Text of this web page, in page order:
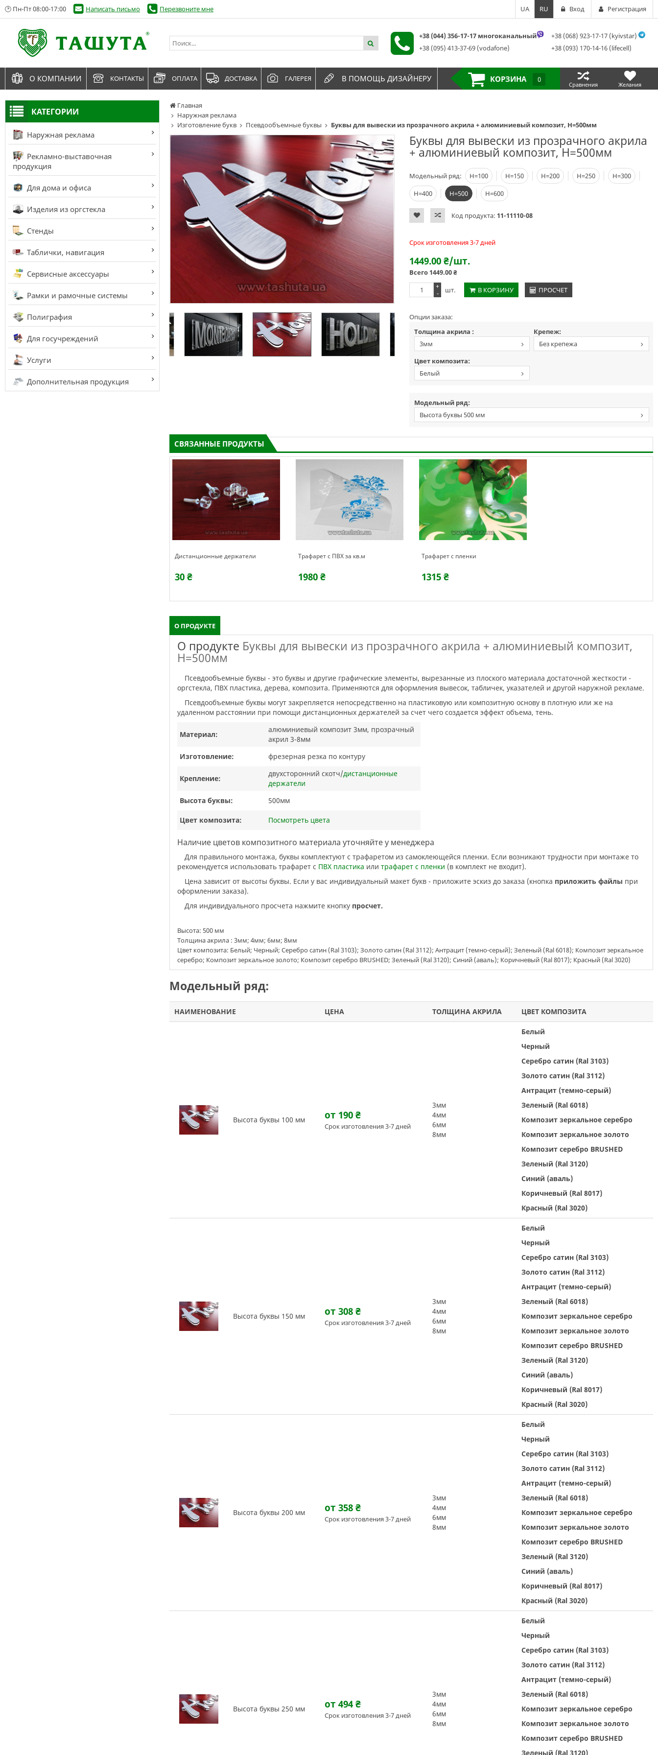
КАТЕГОРИИ
Наружная реклама
Рекламно-выставочная
продукция
Для дома и офиса
Изделия из оргстекла
Стенды
Таблички, навигация
Сервисные аксессуары
Рамки и рамочные системы
Полиграфия
Для госучреждений
Услуги
Дополнительная продукция
Главная
Наружная реклама
Изготовление букв
Псевдообъемные буквы Буквы для вывески из прозрачного акрила + алюминиевый композит, H=500мм
Буквы для вывески из прозрачного акрила
+ алюминиевый композит, H=500мм
Модельный ряд: Н=100 Н=150 Н=200 Н=250
Н=300
Н=400
Н=500 Н=600
Код продукта: 11-11110-08
Срок изготовления 3-7 дней
1449.00₴/шт.
Всего1449.00₴
+
-
шт. В КОРЗИНУ ПРОСЧЕТ
Опции заказа:
Толщина акрила :
3мм
Крепеж:
Без крепежа
Цвет композита:
Белый
Модельный ряд:
Высота буквы 500 мм
СВЯЗАННЫЕ ПРОДУКТЫ
Дистанционные держатели
30 ₴
Трафарет с ПВХ за кв.м
1980 ₴
Трафарет с пленки
1315 ₴
О ПРОДУКТЕ
О продукте Буквы для вывески из прозрачного акрила + алюминиевый композит,
H=500мм
Псевдообъемные буквы - это буквы и другие графические элементы, вырезанные из плоского материала достаточной жесткости -
оргстекла, ПВХ пластика, дерева, композита. Применяются для оформления вывесок, табличек, указателей и другой наружной рекламе.
Псевдообъемные буквы могут закрепляется непосредственно на пластиковую или композитную основу в плотную или же на
удаленном расстоянии при помощи дистанционных держателей за счет чего создается эффект объема, тень.
Материал:
алюминиевый композит 3мм, прозрачный
акрил 3-8мм
Изготовление:
фрезерная резка по контуру
Крепление:
двухсторонний скотч/дистанционные
держатели
Высота буквы:
500мм
Цвет композита: Посмотреть цвета
Наличие цветов композитного материала уточняйте у менеджера
Для правильного монтажа, буквы комплектуют с трафаретом из самоклеющейся пленки. Если возникают трудности при монтаже то
рекомендуется использовать трафарет с ПВХ пластика или трафарет с пленки (в комплект не входит).
Цена зависит от высоты буквы. Если у вас индивидуальный макет букв - приложите эскиз до заказа (кнопка приложить файлы при
оформлении заказа).
Для индивидуального просчета нажмите кнопку просчет.
Высота: 500 мм
Толщина акрила : 3мм; 4мм; 6мм; 8мм
Цвет композита: Белый; Черный; Серебро сатин (Ral 3103); Золото сатин (Ral 3112); Антрацит (темно-серый); Зеленый (Ral 6018); Композит зеркальное
серебро; Композит зеркальное золото; Композит серебро BRUSHED; Зеленый (Ral 3120); Синий (аваль); Коричневый (Ral 8017); Красный (Ral 3020)
Модельный ряд:
НАИМЕНОВАНИЕ ЦЕНА ТОЛЩИНА АКРИЛА ЦВЕТ КОМПОЗИТА
Высота буквы 100 мм от 190₴
Срок изготовления 3-7 дней
3мм
4мм
6мм
8мм
Белый
Черный
Серебро сатин (Ral 3103)
Золото сатин (Ral 3112)
Антрацит (темно-серый)
Зеленый (Ral 6018)
Композит зеркальное серебро
Композит зеркальное золото
Композит серебро BRUSHED
Зеленый (Ral 3120)
Синий (аваль)
Коричневый (Ral 8017)
Красный (Ral 3020)
Высота буквы 150 мм от 308₴
Срок изготовления 3-7 дней
3мм
4мм
6мм
8мм
Белый
Черный
Серебро сатин (Ral 3103)
Золото сатин (Ral 3112)
Антрацит (темно-серый)
Зеленый (Ral 6018)
Композит зеркальное серебро
Композит зеркальное золото
Композит серебро BRUSHED
Зеленый (Ral 3120)
Синий (аваль)
Коричневый (Ral 8017)
Красный (Ral 3020)
Высота буквы 200 мм от 358₴
Срок изготовления 3-7 дней
3мм
4мм
6мм
8мм
Белый
Черный
Серебро сатин (Ral 3103)
Золото сатин (Ral 3112)
Антрацит (темно-серый)
Зеленый (Ral 6018)
Композит зеркальное серебро
Композит зеркальное золото
Композит серебро BRUSHED
Зеленый (Ral 3120)
Синий (аваль)
Коричневый (Ral 8017)
Красный (Ral 3020)
Высота буквы 250 мм от 494₴
Срок изготовления 3-7 дней
3мм
4мм
6мм
8мм
Белый
Черный
Серебро сатин (Ral 3103)
Золото сатин (Ral 3112)
Антрацит (темно-серый)
Зеленый (Ral 6018)
Композит зеркальное серебро
Композит зеркальное золото
Композит серебро BRUSHED
Зеленый (Ral 3120)
🕑 Пн-Пт 08:00-17:00 Написать письмо Перезвоните мне UA RU Вход Регистрация
+38 (044) 356-17-17 многоканальный
+38 (095) 413-37-69 (vodafone)
+38 (068) 923-17-17 (kyivstar)
+38 (093) 170-14-16 (lifecell)
О КОМПАНИИ КОНТАКТЫ ОПЛАТА ДОСТАВКА ГАЛЕРЕЯ В ПОМОЩЬ ДИЗАЙНЕРУ КОРЗИНА 0
Сравнения Желания